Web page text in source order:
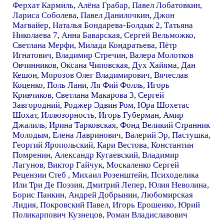
Ферхат Кармиль, Алёна Грабар, Павел Лобатовкин,
Лариса Соболева, Павел Данилочкин, Джон
Магвайер, Наталья Бондарева-Болдык 2, Татьяна
Николаева 7, Анна Баварская, Сергей Вельможко,
Светлана Мерфи, Милада Кондратьева, Пётр
Игнатович, Владимир Стречин, Валера Молотков
Овчинников, Оксана Чиповская, Дух Хайяма, Дан
Кешон, Морозов Олег Владимирович, Вячеслав
Коценко, Поль Лани, Ля Фий Фолль, Игорь
Кривчиков, Светлана Макарова 3, Сергей
Завгородний, Роджер Эдвин Ром, Юра Шохетас
Шохат, Иллюзорность, Игорь Губерман, Амир
Джалиль, Ирина Тарковская, Фонд Великий Странник
Молодым, Елена Лавринович, Валерий Эр, Пастушка,
Георгий Яропольский, Кари Вестова, Константин
Помренин, Александр Кугаевский, Владимир
Лагунов, Виктор Гайчук, Москаленко Сергей
Рецензии Стеб , Михаил Розенштейн, Психоделика
Или Три Де Поэзия, Дмитрий Лепер, Юлия Неволина,
Борис Панкин, Андрей Добрынин, Любомирская
Лидия, Покровский Павел, Игорь Ерошенко, Юрий
Поликарпович Кузнецов, Роман Владиславович